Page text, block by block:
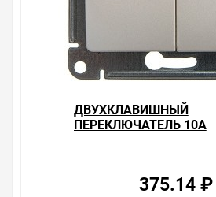
ДВУХКЛАВИШНЫЙ
ПЕРЕКЛЮЧАТЕЛЬ 10А
375.14 ₽